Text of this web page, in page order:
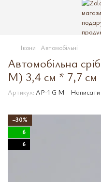
Ікони Автомобільні
Автомобільна
M) 3,4 см * 7,7 см
Артикул: AP-1 G M Написати
−30%
6
6